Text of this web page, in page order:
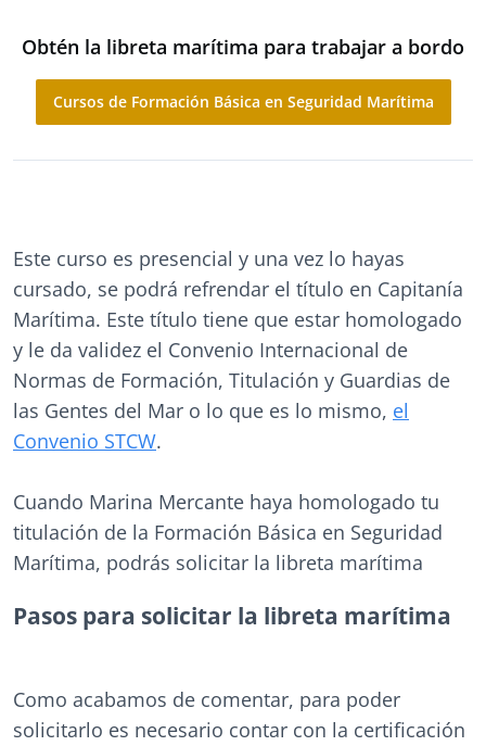
Obtén la libreta marítima para trabajar a bordo
Cursos de Formación Básica en Seguridad Marítima
Este curso es presencial y una vez lo hayas
cursado, se podrá refrendar el título en Capitanía
Marítima. Este título tiene que estar homologado
y le da validez el Convenio Internacional de
Normas de Formación, Titulación y Guardias de
las Gentes del Mar o lo que es lo mismo, el
Convenio STCW.
Cuando Marina Mercante haya homologado tu
titulación de la Formación Básica en Seguridad
Marítima, podrás solicitar la libreta marítima
Pasos para solicitar la libreta marítima
Como acabamos de comentar, para poder
solicitarlo es necesario contar con la certificación